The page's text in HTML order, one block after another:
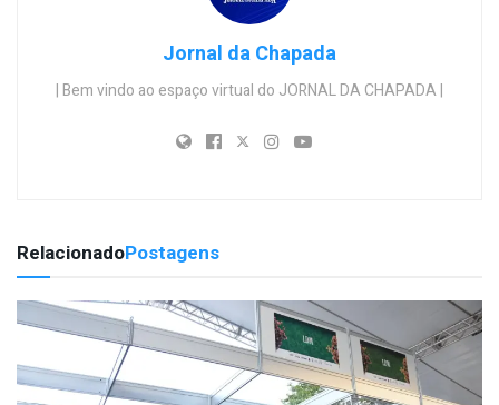
Jornal da Chapada
| Bem vindo ao espaço virtual do JORNAL DA CHAPADA |
RelacionadoPostagens